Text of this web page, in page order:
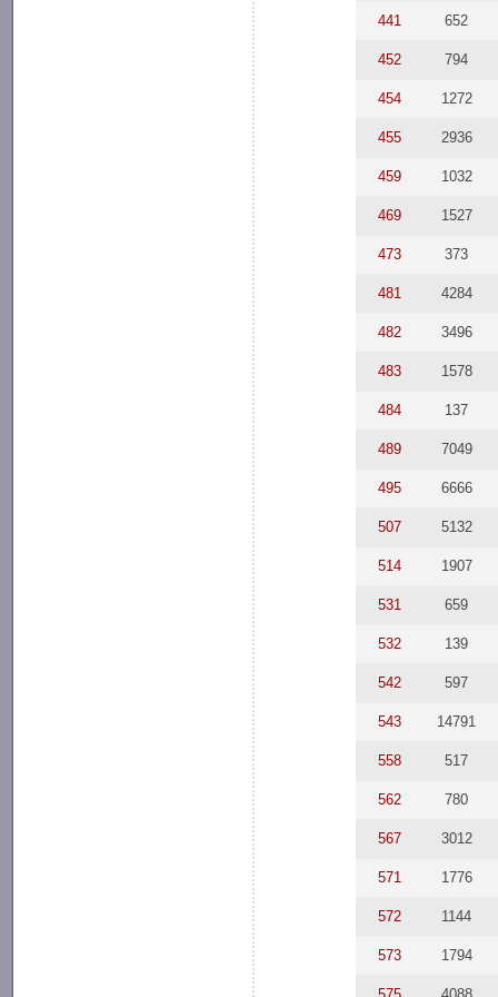
441 652
452 794
454 1272
455 2936
459 1032
469 1527
473 373
481 4284
482 3496
483 1578
484 137
489 7049
495 6666
507 5132
514 1907
531 659
532 139
542 597
543 14791
558 517
562 780
567 3012
571 1776
572 1144
573 1794